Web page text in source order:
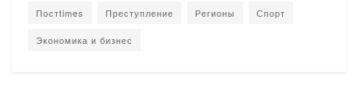
Постtimes Преступление Регионы Спорт
Экономика и бизнес